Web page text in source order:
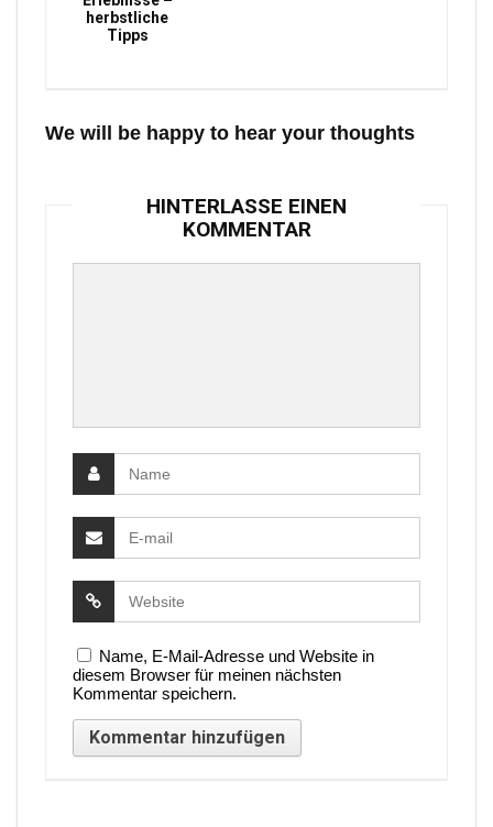
herbstliche
Tipps
We will be happy to hear your thoughts
HINTERLASSE EINEN
KOMMENTAR
Name, E-Mail-Adresse und Website in
diesem Browser für meinen nächsten
Kommentar speichern.